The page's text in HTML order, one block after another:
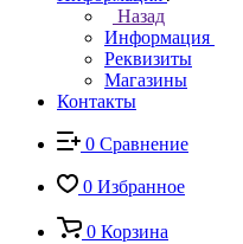
Назад
Информация
Реквизиты
Магазины
Контакты
0 Сравнение
0 Избранное
0 Корзина